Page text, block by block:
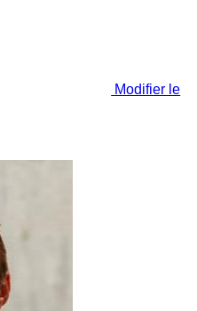
Modifier le